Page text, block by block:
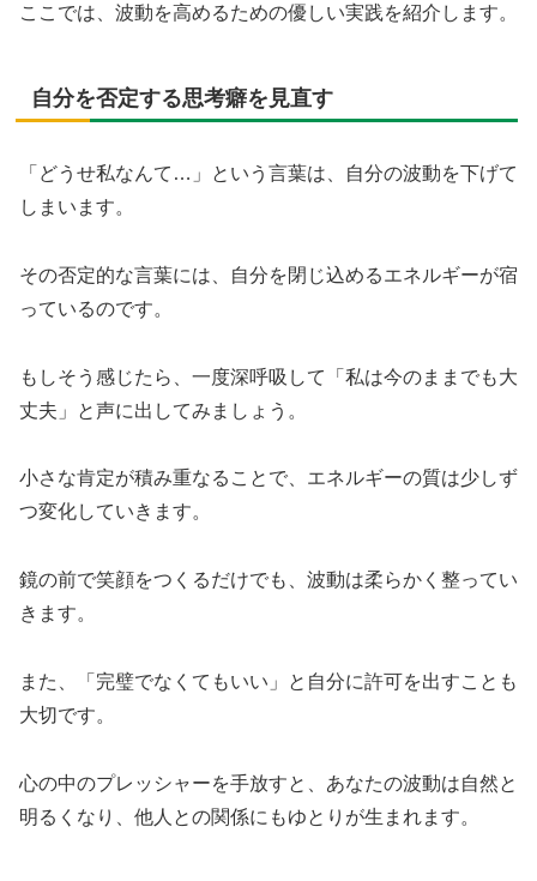
ここでは、波動を高めるための優しい実践を紹介します。
自分を否定する思考癖を見直す
「どうせ私なんて…」という言葉は、自分の波動を下げて
しまいます。
その否定的な言葉には、自分を閉じ込めるエネルギーが宿
っているのです。
もしそう感じたら、一度深呼吸して「私は今のままでも大
丈夫」と声に出してみましょう。
小さな肯定が積み重なることで、エネルギーの質は少しず
つ変化していきます。
鏡の前で笑顔をつくるだけでも、波動は柔らかく整ってい
きます。
また、「完璧でなくてもいい」と自分に許可を出すことも
大切です。
心の中のプレッシャーを手放すと、あなたの波動は自然と
明るくなり、他人との関係にもゆとりが生まれます。